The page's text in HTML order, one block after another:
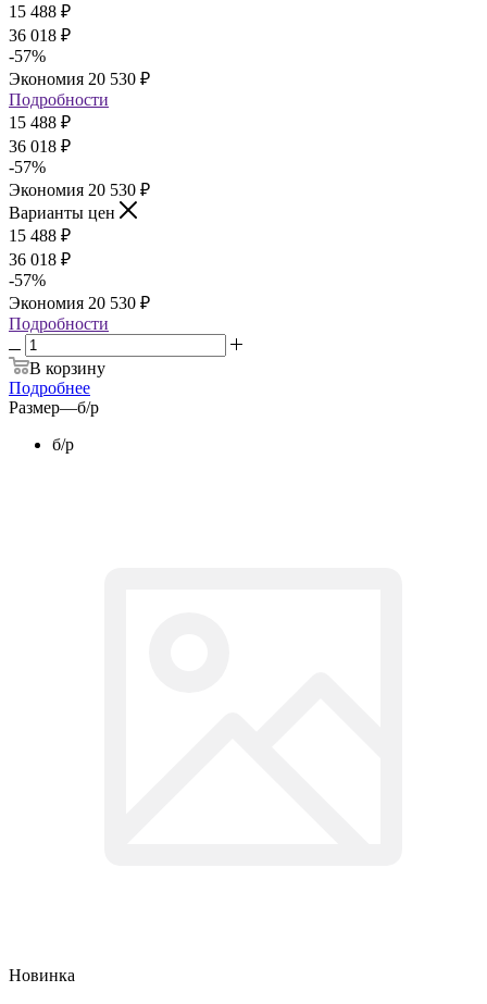
15 488 ₽
36 018 ₽
-57%
Экономия 20 530 ₽
Подробности
15 488 ₽
36 018 ₽
-57%
Экономия 20 530 ₽
Варианты цен
15 488 ₽
36 018 ₽
-57%
Экономия 20 530 ₽
Подробности
В корзину
Подробнее
Размер—б/р
б/р
Новинка